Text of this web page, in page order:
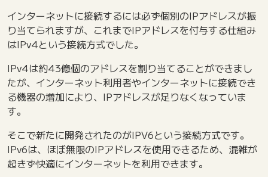
インターネットに接続するには必ず個別のIPアドレスが振
り当てられますが、これまでIPアドレスを付与する仕組み
はIPv4という接続方式でした。
IPv4は約43億個のアドレスを割り当てることができまし
たが、インターネット利用者やインターネットに接続でき
る機器の増加により、IPアドレスが足りなくなっていま
す。
そこで新たに開発されたのがIPV6という接続方式です。
IPv6は、ほぼ無限のIPアドレスを使用できるため、混雑が
起きず快適にインターネットを利用できます。